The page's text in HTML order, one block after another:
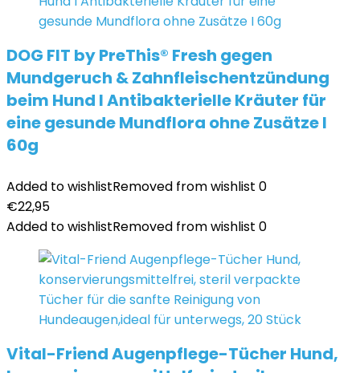
DOG FIT by PreThis® Fresh gegen
Mundgeruch & Zahnfleischentzündung
beim Hund I Antibakterielle Kräuter für
eine gesunde Mundflora ohne Zusätze I
60g
Added to wishlistRemoved from wishlist 0
€22,95
Added to wishlistRemoved from wishlist 0
Vital-Friend Augenpflege-Tücher Hund,